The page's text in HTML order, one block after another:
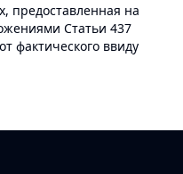
предоставленная на
Статьи 437
фактического ввиду